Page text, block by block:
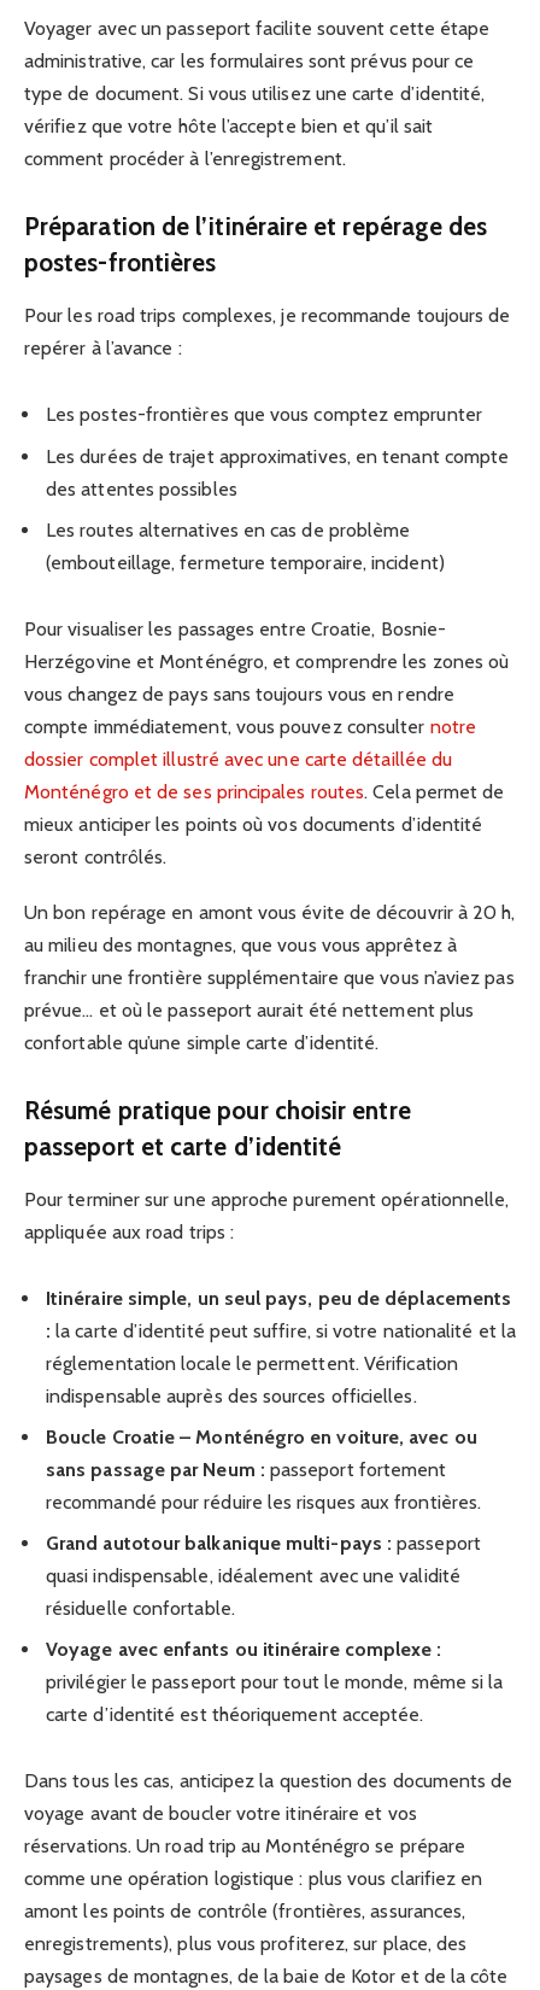
Voyager avec un passeport facilite souvent cette étape
administrative, car les formulaires sont prévus pour ce
type de document. Si vous utilisez une carte d’identité,
vérifiez que votre hôte l’accepte bien et qu’il sait
comment procéder à l’enregistrement.
Préparation de l’itinéraire et repérage des
postes-frontières
Pour les road trips complexes, je recommande toujours de
repérer à l’avance :
Les postes-frontières que vous comptez emprunter
Les durées de trajet approximatives, en tenant compte
des attentes possibles
Les routes alternatives en cas de problème
(embouteillage, fermeture temporaire, incident)
Pour visualiser les passages entre Croatie, Bosnie-
Herzégovine et Monténégro, et comprendre les zones où
vous changez de pays sans toujours vous en rendre
compte immédiatement, vous pouvez consulter notre
dossier complet illustré avec une carte détaillée du
Monténégro et de ses principales routes. Cela permet de
mieux anticiper les points où vos documents d’identité
seront contrôlés.
Un bon repérage en amont vous évite de découvrir à 20 h,
au milieu des montagnes, que vous vous apprêtez à
franchir une frontière supplémentaire que vous n’aviez pas
prévue… et où le passeport aurait été nettement plus
confortable qu’une simple carte d’identité.
Résumé pratique pour choisir entre
passeport et carte d’identité
Pour terminer sur une approche purement opérationnelle,
appliquée aux road trips :
Itinéraire simple, un seul pays, peu de déplacements
: la carte d’identité peut suffire, si votre nationalité et la
réglementation locale le permettent. Vérification
indispensable auprès des sources officielles.
Boucle Croatie – Monténégro en voiture, avec ou
sans passage par Neum : passeport fortement
recommandé pour réduire les risques aux frontières.
Grand autotour balkanique multi-pays : passeport
quasi indispensable, idéalement avec une validité
résiduelle confortable.
Voyage avec enfants ou itinéraire complexe :
privilégier le passeport pour tout le monde, même si la
carte d’identité est théoriquement acceptée.
Dans tous les cas, anticipez la question des documents de
voyage avant de boucler votre itinéraire et vos
réservations. Un road trip au Monténégro se prépare
comme une opération logistique : plus vous clarifiez en
amont les points de contrôle (frontières, assurances,
enregistrements), plus vous profiterez, sur place, des
paysages de montagnes, de la baie de Kotor et de la côte